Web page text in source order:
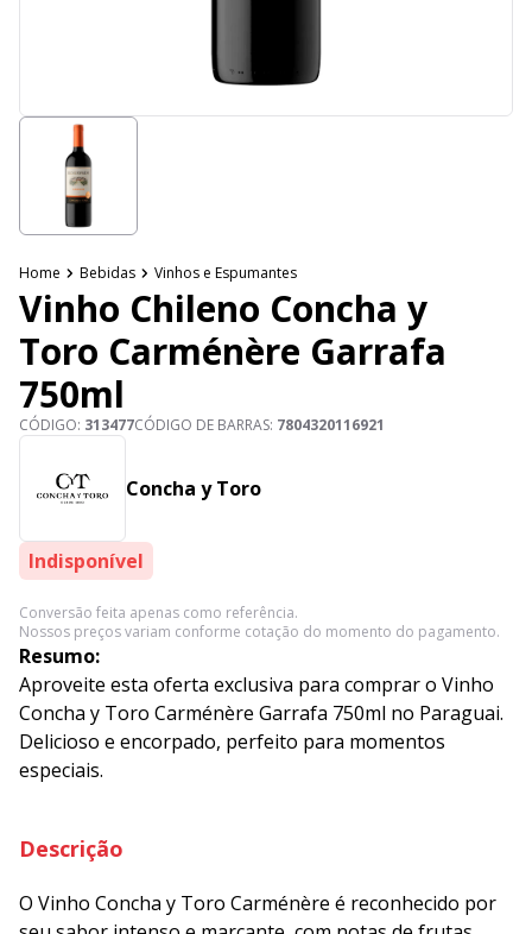
Home Bebidas Vinhos e Espumantes
Vinho Chileno Concha y
Toro Carménère Garrafa
750ml
CÓDIGO: 313477CÓDIGO DE BARRAS: 7804320116921
Concha y Toro
Indisponível
Conversão feita apenas como referência.
Nossos preços variam conforme cotação do momento do pagamento.
Resumo:
Aproveite esta oferta exclusiva para comprar o Vinho
Concha y Toro Carménère Garrafa 750ml no Paraguai.
Delicioso e encorpado, perfeito para momentos
especiais.
Descrição
O Vinho Concha y Toro Carménère é reconhecido por